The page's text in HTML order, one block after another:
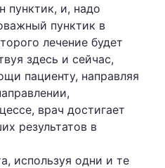
пунктик, и, надо
пунктик в
лечение будет
здесь и сейчас,
пациенту, направляя
врач достигает
результатов в
используя одни и те